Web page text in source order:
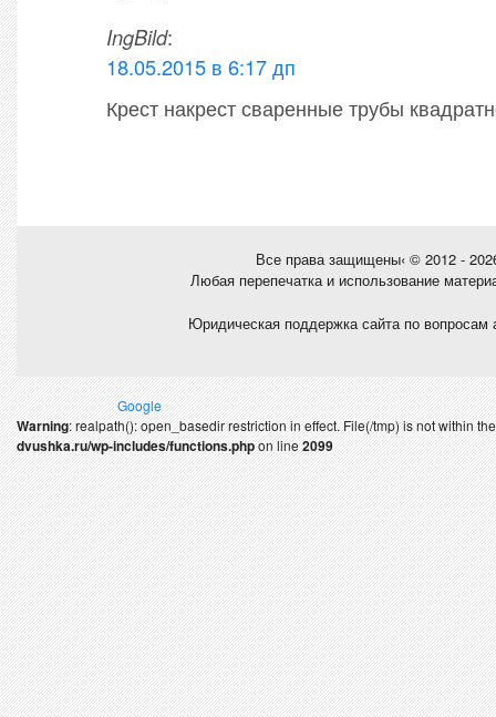
IngBild:
18.05.2015 в 6:17 дп
Крест накрест сваренные трубы
Все права защищены‹ © 2012 -
Любая перепечатка и использование
Юридическая поддержка сайта по
Google
Warning: realpath(): open_basedir restriction in effect. File(/tmp) is not within
dvushka.ru/wp-includes/functions.phpon line2099